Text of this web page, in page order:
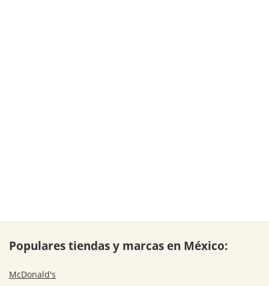
Populares tiendas y marcas en México:
McDonald's